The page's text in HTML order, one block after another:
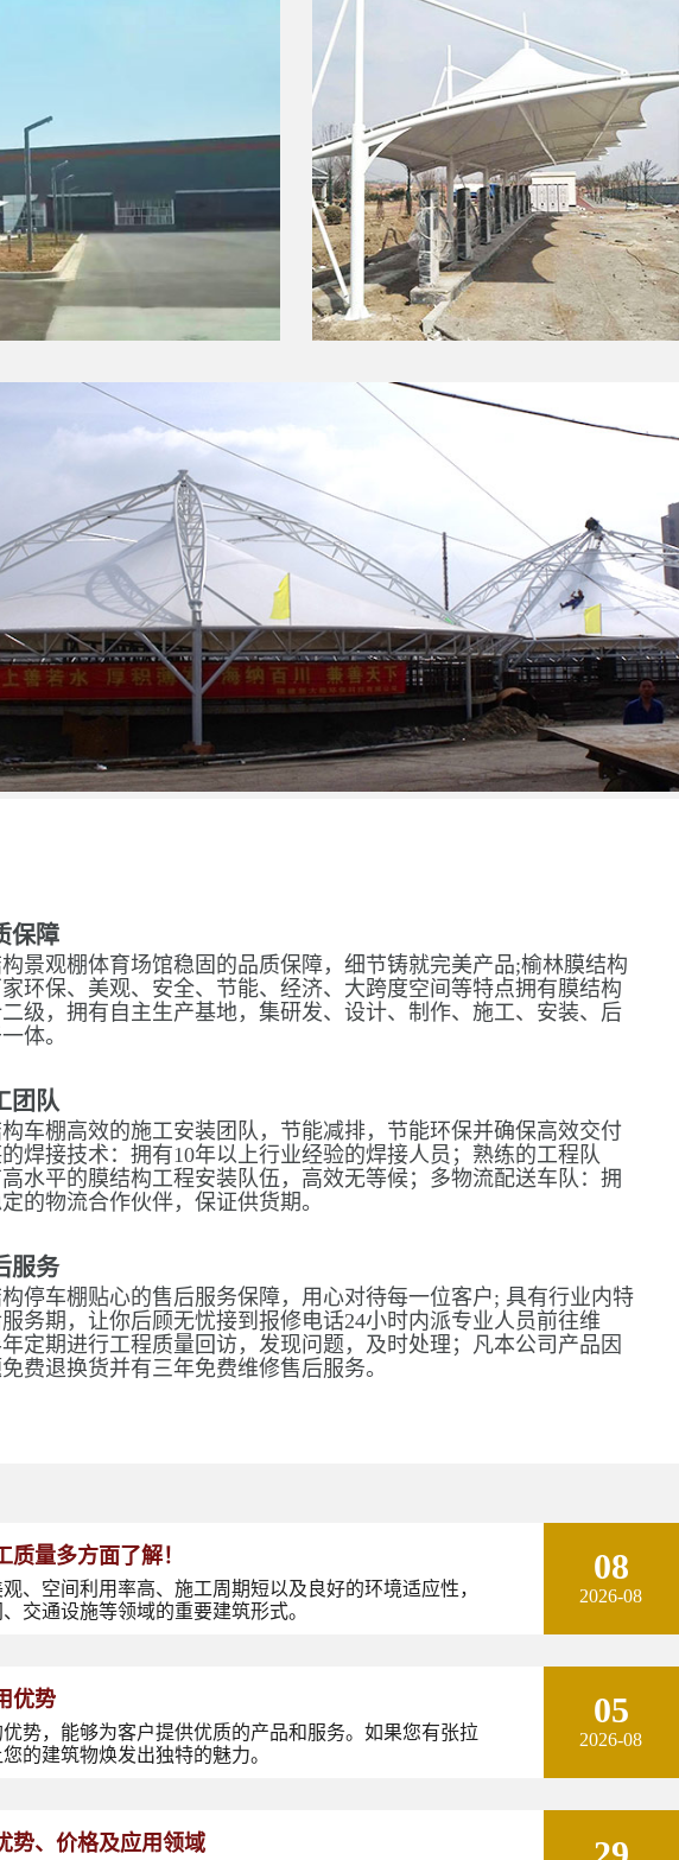
保障
景观棚体育场馆稳固的品质保障，细节铸就完美产品;榆林膜结构
环保、美观、安全、节能、经济、大跨度空间等特点拥有膜结构
级，拥有自主生产基地，集研发、设计、制作、施工、安装、后
体。
团队
车棚高效的施工安装团队，节能减排，节能环保并确保高效交付
焊接技术：拥有10年以上行业经验的焊接人员；熟练的工程队
水平的膜结构工程安装队伍，高效无等候；多物流配送车队：拥
的物流合作伙伴，保证供货期。
服务
停车棚贴心的售后服务保障，用心对待每一位客户; 具有行业内特
务期，让你后顾无忧接到报修电话24小时内派专业人员前往维
定期进行工程质量回访，发现问题，及时处理；凡本公司产品因
费退换货并有三年免费维修售后服务。
量多方面了解！
、空间利用率高、施工周期短以及良好的环境适应性，
交通设施等领域的重要建筑形式。
08
2026-08
优势
势，能够为客户提供优质的产品和服务。如果您有张拉
的建筑物焕发出独特的魅力。
05
2026-08
势、价格及应用领域